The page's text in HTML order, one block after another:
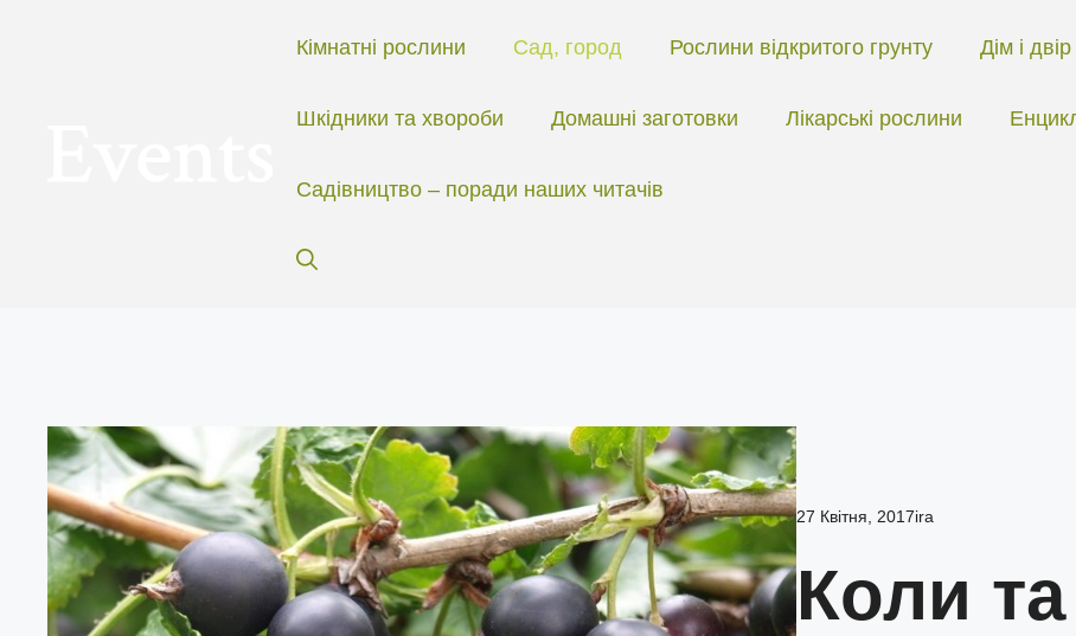
Кімнатні рослини Сад, город Рослини відкритого грунту Дім і двір
Шкідники та хвороби Домашні заготовки Лікарські рослини
Садівництво – поради наших читачів
27 Квітня, 2017ira
Коли